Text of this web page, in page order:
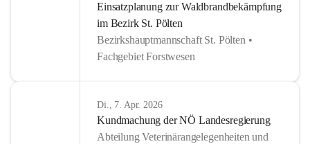
Einsatzplanung zur Waldbrandbekämpfung
im Bezirk St. Pölten
Bezirkshauptmannschaft St. Pölten •
Fachgebiet Forstwesen
Di., 7. Apr. 2026
Kundmachung der NÖ Landesregierung
Abteilung Veterinärangelegenheiten und